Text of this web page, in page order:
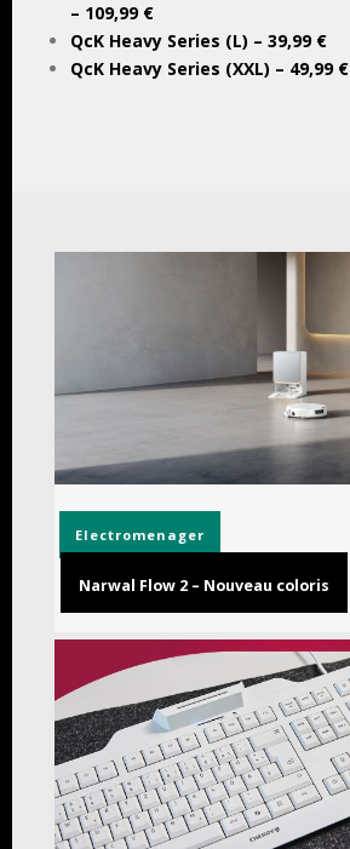
– 109,99 €
QcK Heavy Series (L) – 39,99 €
QcK Heavy Series (XXL) – 49,99 €
Electromenager
Narwal Flow 2 – Nouveau coloris